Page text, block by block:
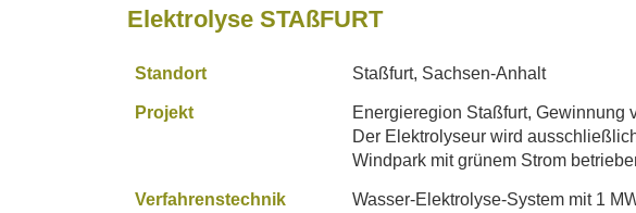
Elektrolyse STAßFURT
Standort Staßfurt, Sachsen-Anhalt
Projekt
Energieregion Staßfurt, Gewinnung
Der Elektrolyseur wird
Windpark mit grünem Strom
Verfahrenstechnik
Wasser-Elektrolyse-System mit 1